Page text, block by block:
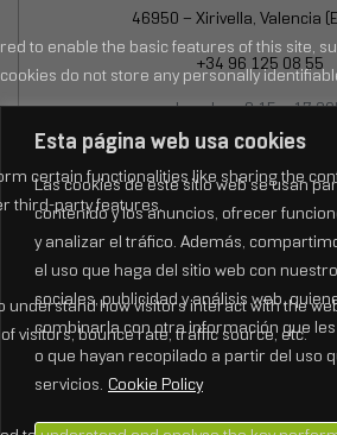
Esta página web usa cookies
Las cookies de este sitio web se usan
contenido y los anuncios, ofrecer
y analizar el tráfico. Además,
el uso que haga del sitio web con
sociales, publicidad y análisis web,
combinarla con otra información que
o que hayan recopilado a partir del uso
servicios. Cookie Policy
46950 – Xirivella, Valencia
+34 96 125 08 55
Lun-Jue: 8:15 –
Vie: 8:15 – 15:00h
SIGUENOS EN